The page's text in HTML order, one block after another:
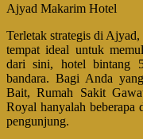
Ajyad Makarim Hotel
Terletak strategis di Ajyad,
tempat ideal untuk
dari sini, hotel bintang
bandara. Bagi Anda
Bait, Rumah Sakit
Royal hanyalah beberapa
pengunjung.